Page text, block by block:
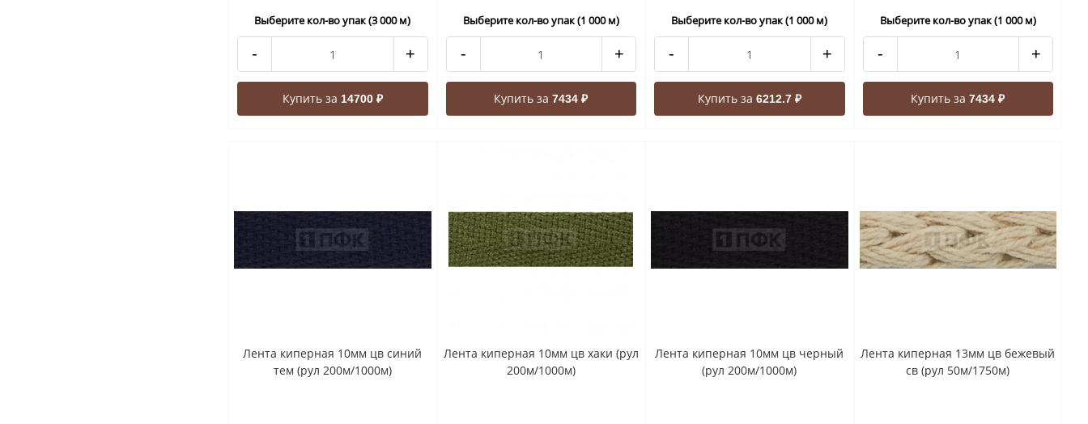
Выберите кол-во упак (3 000 м)
- +
Купить за 14700 ₽
Выберите кол-во упак (1 000 м)
- +
Купить за7434 ₽
Выберите кол-во упак (1 000 м)
- +
Купить за 6212.7 ₽
Выберите кол-во упак (1 000 м)
- +
Купить за7434 ₽
Лента киперная 10мм цв синий
тем (рул 200м/1000м)
Лента киперная 10мм цв хаки (рул
200м/1000м)
Лента киперная 10мм цв черный
(рул 200м/1000м)
Лента киперная 13мм цв бежевый
св (рул 50м/1750м)